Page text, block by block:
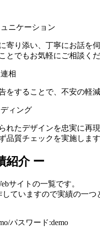
ニケーション
寄り添い、丁寧にお話を
とでもお気軽にご相談く
相
をすることで、不安の軽
ィング
れたデザインを忠実に再
品質チェックを実施します
紹介 ー
サイトの一覧です。
ていますので実績の一つ
パスワード:demo